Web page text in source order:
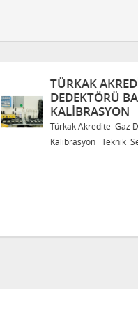
AKREDITE GAZ
BAKIM VE
Akredite Gaz Dedektörü Bakım ve
Teknik Servis Hizmetleri